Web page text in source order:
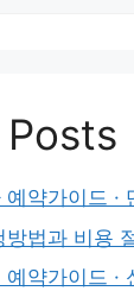
약가이드 ·
법과 비용
약가이드 ·